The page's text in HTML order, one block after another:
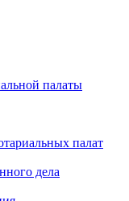
палаты
палат
дела